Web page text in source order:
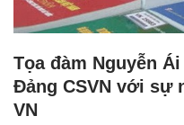
Tọa đàm Nguyễn
Đảng CSVN với sự
VN